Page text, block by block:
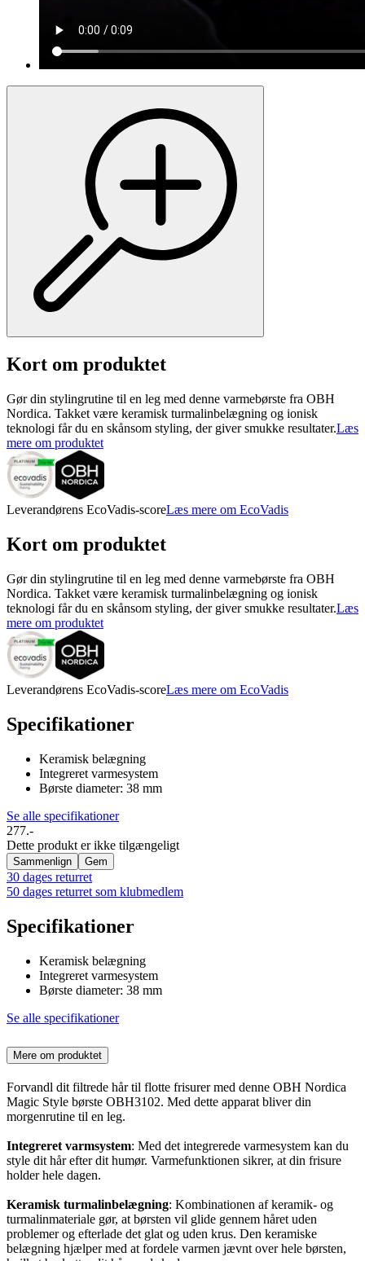
Kort om produktet
Gør din stylingrutine til en leg med denne varmebørste fra OBH
Nordica. Takket være keramisk turmalinbelægning og ionisk
teknologi får du en skånsom styling, der giver smukke resultater.Læs
mere om produktet
Leverandørens EcoVadis-scoreLæs mere om EcoVadis
Kort om produktet
Gør din stylingrutine til en leg med denne varmebørste fra OBH
Nordica. Takket være keramisk turmalinbelægning og ionisk
teknologi får du en skånsom styling, der giver smukke resultater.Læs
mere om produktet
Leverandørens EcoVadis-scoreLæs mere om EcoVadis
Specifikationer
Keramisk belægning
Integreret varmesystem
Børste diameter: 38 mm
Se alle specifikationer
277.-
Dette produkt er ikke tilgængeligt
Sammenlign Gem
30 dages returret
50 dages returret som klubmedlem
Specifikationer
Keramisk belægning
Integreret varmesystem
Børste diameter: 38 mm
Se alle specifikationer
Mere om produktet
Forvandl dit filtrede hår til flotte frisurer med denne OBH Nordica
Magic Style børste OBH3102. Med dette apparat bliver din
morgenrutine til en leg.
Integreret varmsystem: Med det integrerede varmesystem kan du
style dit hår efter dit humør. Varmefunktionen sikrer, at din frisure
holder hele dagen.
Keramisk turmalinbelægning: Kombinationen af keramik- og
turmalinmateriale gør, at børsten vil glide gennem håret uden
problemer og efterlade det glat og uden krus. Den keramiske
belægning hjælper med at fordele varmen jævnt over hele børsten,